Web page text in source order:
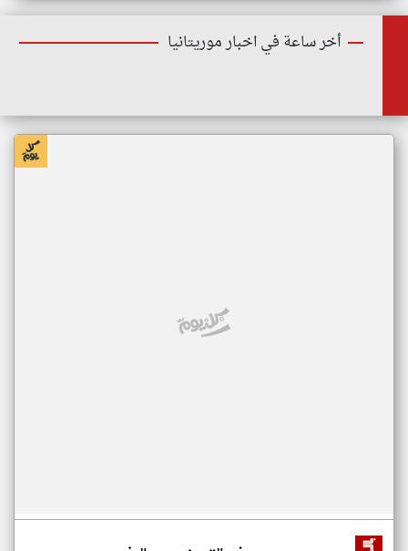
أخر ساعة في اخبار موريتانيا